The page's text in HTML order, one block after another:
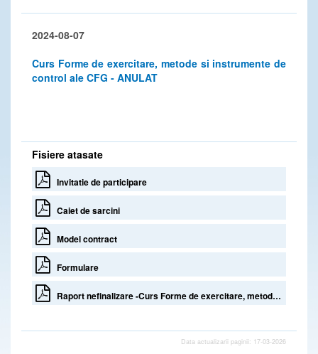
2024-08-07
Curs Forme de exercitare, metode si instrumente de
control ale CFG - ANULAT
Fisiere atasate
Invitatie de participare
Caiet de sarcini
Model contract
Formulare
Raport nefinalizare -Curs Forme de exercitare, metode si instrumente de control ale CFG
Data actualizarii paginii: 17-03-2026